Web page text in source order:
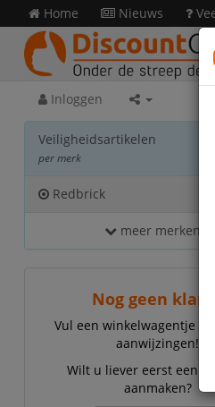
Home Nieuws
Inloggen
Veiligheidsartikelen
per merk
Redbrick
meer merken...
Nog geen klant?
Vul een winkelwagentje en
aanwijzingen!
Wilt u liever eerst een
aanmaken?